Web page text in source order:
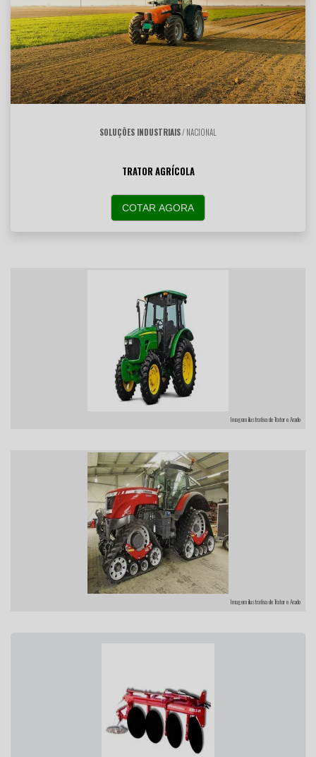
SOLUÇÕES INDUSTRIAIS/ NACIONAL
TRATOR AGRÍCOLA
COTAR AGORA
Imagem ilustrativa de Trator e Arado
Imagem ilustrativa de Trator e Arado